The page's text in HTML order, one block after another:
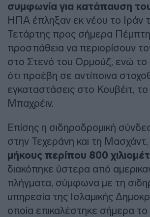
συμφωνία για κατάπαυση
ΗΠΑ έπληξαν εκ νέου το Ιράν
Τετάρτης προς σήμερα Πέμπτη
προσπάθεια να περιορίσουν
στο Στενό του Ορμούζ, ενώ το
ότι προέβη σε αντίποινα
εγκαταστάσεις στο Κουβέιτ,
Μπαχρέιν.
Επίσης η σιδηροδρομική
στην Τεχεράνη και τη
μήκους περίπου 800
διακόπηκε ύστερα από
πλήγματα, σύμφωνα με τη
υπηρεσία της Ισλαμικής
οποία επικαλέστηκε σήμερα